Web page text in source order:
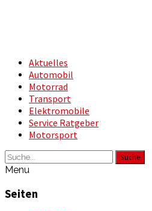
Aktuelles
Automobil
Motorrad
Transport
Elektromobile
Service Ratgeber
Motorsport
Suche
Menu
Seiten